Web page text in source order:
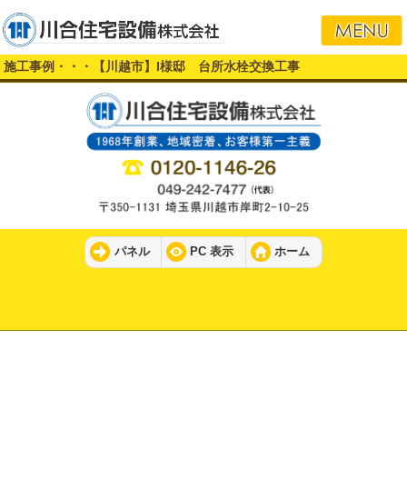
施工事例・・・【川越市】I様邸 台所水栓交換工事
パネル PC 表示 ホーム